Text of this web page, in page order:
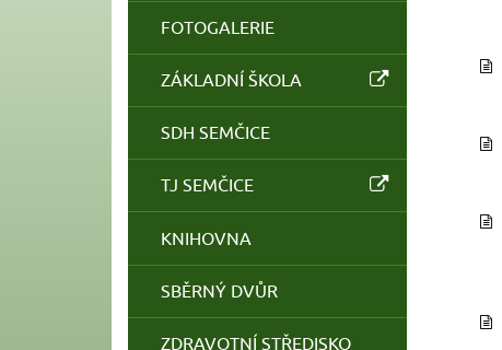
FOTOGALERIE
ZÁKLADNÍ ŠKOLA
SDH SEMČICE
TJ SEMČICE
KNIHOVNA
SBĚRNÝ DVŮR
ZDRAVOTNÍ STŘEDISKO